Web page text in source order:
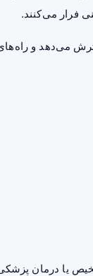
فرار می‌کنند.
می‌دهد و
یا درمان